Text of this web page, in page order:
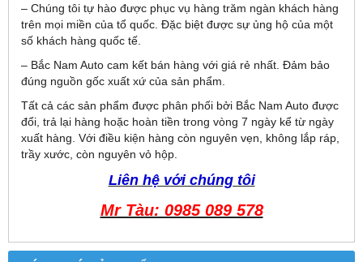
– Chúng tôi tự hào được phục vụ hàng trăm ngàn khách hàng
trên mọi miền của tổ quốc. Đặc biệt được sự ủng hộ của một
số khách hàng quốc tế.
– Bắc Nam Auto cam kết bán hàng với giá rẻ nhất. Đảm bảo
đúng nguồn gốc xuất xứ của sản phẩm.
Tất cả các sản phẩm được phân phối bởi Bắc Nam Auto được
đổi, trả lại hàng hoặc hoàn tiền trong vòng 7 ngày kể từ ngày
xuất hàng. Với điều kiện hàng còn nguyên vẹn, không lắp ráp,
trầy xước, còn nguyên vỏ hộp.
Liên hệ với chúng tôi
Mr Tàu: 0985 089 578